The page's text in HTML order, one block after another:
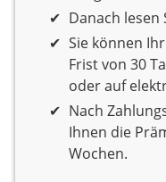
Danach lesen
Sie können
Frist von 30
oder auf
Nach
Ihnen die
Wochen.